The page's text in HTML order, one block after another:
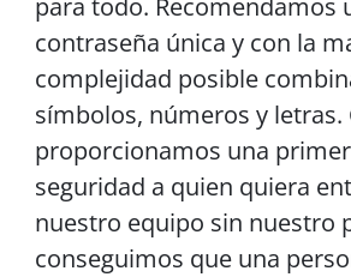
para todo. Recomendamos
contraseña única y con la
complejidad posible
símbolos, números y letras.
proporcionamos una
seguridad a quien quiera
nuestro equipo sin nuestro
conseguimos que una